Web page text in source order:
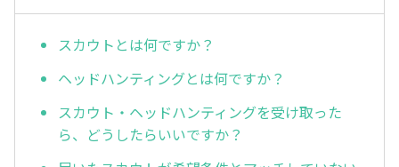
スカウトとは何ですか？
ヘッドハンティングとは何ですか？
スカウト・ヘッドハンティングを受け取った
ら、どうしたらいいですか？